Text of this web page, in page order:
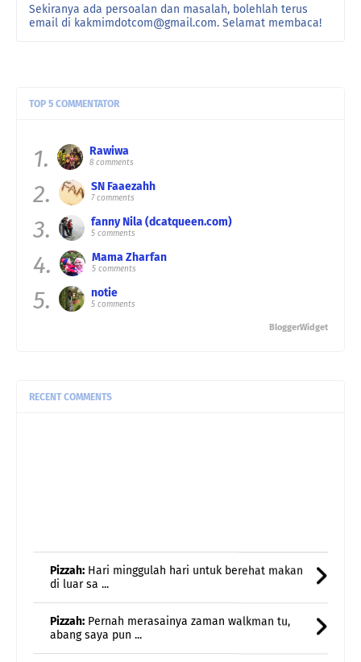
Sekiranya ada persoalan dan masalah, bolehlah terus
email di kakmimdotcom@gmail.com. Selamat membaca!
TOP 5 COMMENTATOR
1. Rawiwa
8 comments
2. SN Faaezahh
7 comments
3. fanny Nila (dcatqueen.com)
5 comments
4. Mama Zharfan
5 comments
5. notie
5 comments
BloggerWidget
RECENT COMMENTS
Pizzah: Pernah merasainya zaman walkman tu,
abang saya pun ...
Pizzah: Terkejut kita bila nak blogwalking kat blog
kawan- ...